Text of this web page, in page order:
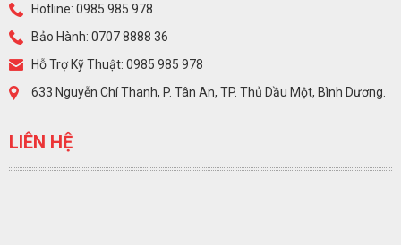
Hotline: 0985 985 978
Bảo Hành: 0707 8888 36
Hỗ Trợ Kỹ Thuật: 0985 985 978
633 Nguyễn Chí Thanh, P. Tân An, TP. Thủ Dầu Một, Bình Dương.
LIÊN HỆ